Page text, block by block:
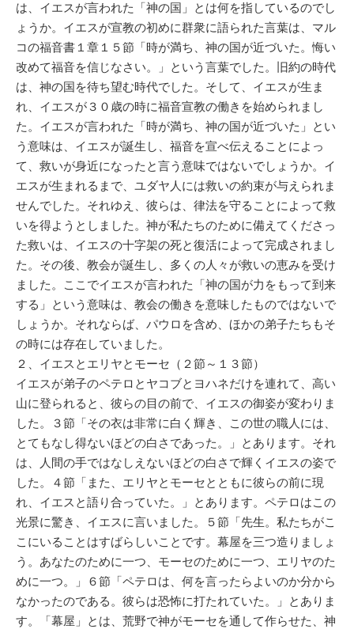
は、イエスが言われた「神の国」とは何を指しているのでし
ょうか。イエスが宣教の初めに群衆に語られた言葉は、マル
コの福音書１章１５節「時が満ち、神の国が近づいた。悔い
改めて福音を信じなさい。」という言葉でした。旧約の時代
は、神の国を待ち望む時代でした。そして、イエスが生ま
れ、イエスが３０歳の時に福音宣教の働きを始められまし
た。イエスが言われた「時が満ち、神の国が近づいた」とい
う意味は、イエスが誕生し、福音を宣べ伝えることによっ
て、救いが身近になったと言う意味ではないでしょうか。イ
エスが生まれるまで、ユダヤ人には救いの約束が与えられま
せんでした。それゆえ、彼らは、律法を守ることによって救
いを得ようとしました。神が私たちのために備えてくださっ
た救いは、イエスの十字架の死と復活によって完成されまし
た。その後、教会が誕生し、多くの人々が救いの恵みを受け
ました。ここでイエスが言われた「神の国が力をもって到来
する」という意味は、教会の働きを意味したものではないで
しょうか。それならば、パウロを含め、ほかの弟子たちもそ
の時には存在していました。
２、イエスとエリヤとモーセ（２節～１３節）
イエスが弟子のペテロとヤコブとヨハネだけを連れて、高い
山に登られると、彼らの目の前で、イエスの御姿が変わりま
した。３節「その衣は非常に白く輝き、この世の職人には、
とてもなし得ないほどの白さであった。」とあります。それ
は、人間の手ではなしえないほどの白さで輝くイエスの姿で
した。４節「また、エリヤとモーセとともに彼らの前に現
れ、イエスと語り合っていた。」とあります。ペテロはこの
光景に驚き、イエスに言いました。５節「先生。私たちがこ
こにいることはすばらしいことです。幕屋を三つ造りましょ
う。あなたのために一つ、モーセのために一つ、エリヤのた
めに一つ。」６節「ペテロは、何を言ったらよいのか分から
なかったのである。彼らは恐怖に打たれていた。」とありま
す。「幕屋」とは、荒野で神がモーセを通して作らせた、神